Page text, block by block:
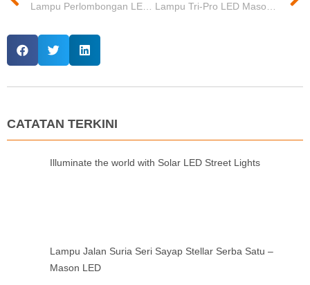
Lampu Perlombongan LED Mason 200W: Ketahanan Gred Perindustrian • Penjimatan Tenaga 70% • Waranti 5 Tahun Lampu Tri-Pro LED Mason: Ketahanan Lasak, Kecekapan Berpatutan
CATATAN TERKINI
Illuminate the world with Solar LED Street Lights
Lampu Jalan Suria Seri Sayap Stellar Serba Satu –
Mason LED